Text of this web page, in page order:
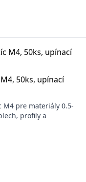
50ks, upínací
M4 pre materiály 0.5-
profily a